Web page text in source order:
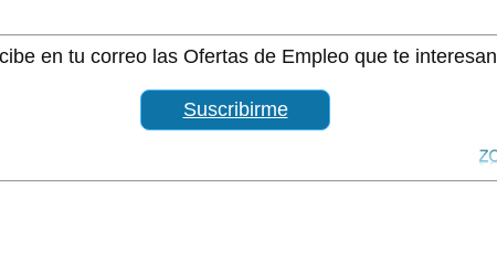
en tu correo las Ofertas de Empleo que te interesan
Suscribirme